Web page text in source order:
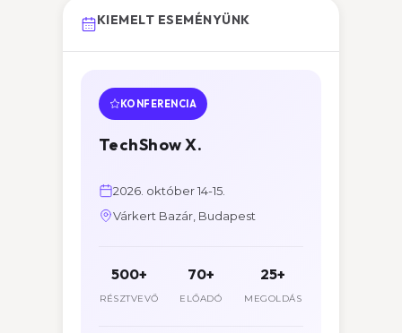
KIEMELT ESEMÉNYÜNK
KONFERENCIA
TechShow X.
2026. október 14-15.
Várkert Bazár, Budapest
500+
RÉSZTVEVŐ
70+
ELŐADÓ
25+
MEGOLDÁS